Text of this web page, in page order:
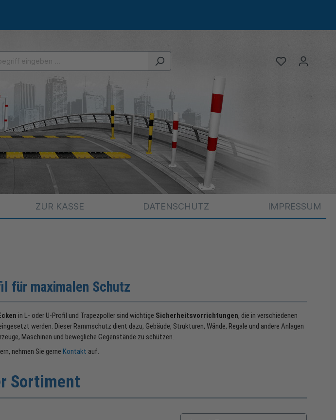
ZUR KASSE DATENSCHUTZ IMPRESSUM
für maximalen Schutz
in L- oder U-Profil und Trapezpoller sind wichtige Sicherheitsvorrichtungen, die in verschiedenen
werden. Dieser Rammschutz dient dazu, Gebäude, Strukturen, Wände, Regale und andere Anlagen
Maschinen und bewegliche Gegenstände zu schützen.
nehmen Sie gerne Kontakt auf.
Sortiment